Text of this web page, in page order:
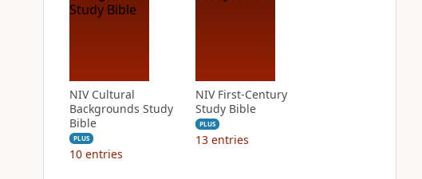
NIV Cultural
Backgrounds Study
Bible
PLUS
10 entries
NIV First-Century
Study Bible
PLUS
13 entries